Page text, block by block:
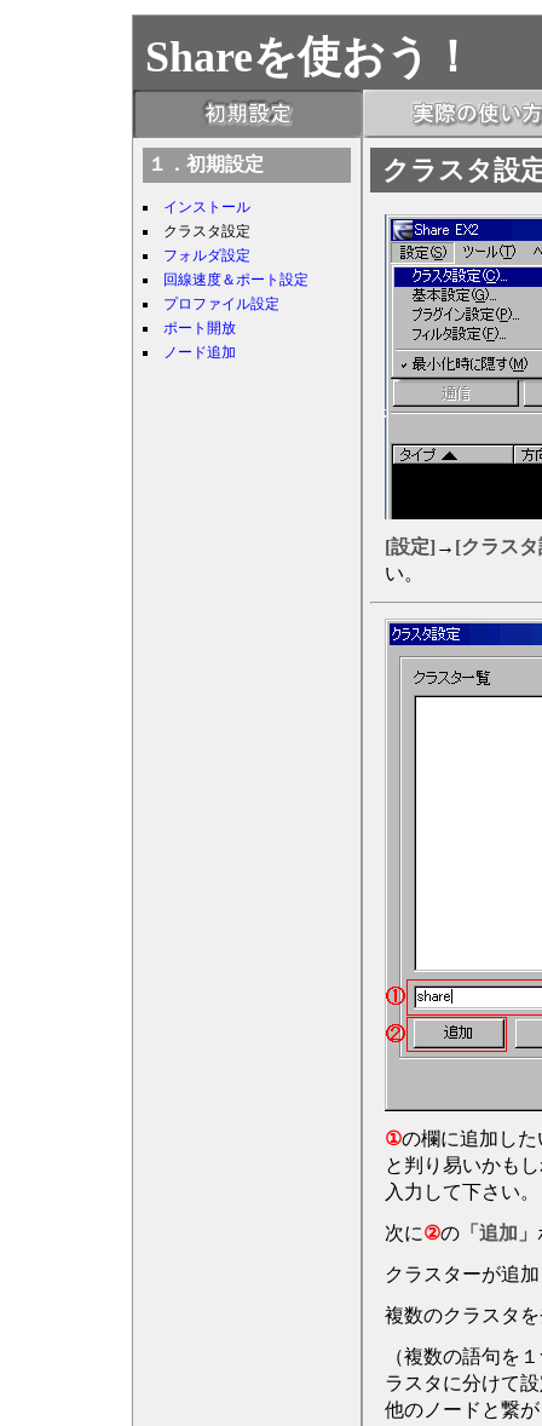
Shareを使おう！
１．初期設定
インストール
クラスタ設定
フォルダ設定
回線速度＆ポート設定
プロファイル設定
ポート開放
ノード追加
クラスタ設
[設定] → [クラス
い。
①の欄に追加した
と判り易いかも
入力して下さい。
次に②の 「追加」
クラスターが追
複数のクラスタ
（複数の語句を
ラスタに分けて
他のノードと繋